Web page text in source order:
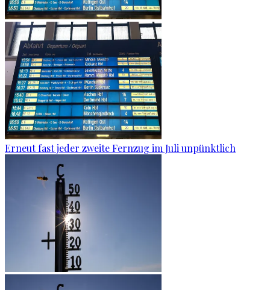
Erneut fast jeder zweite Fernzug im Juli unpünktlich